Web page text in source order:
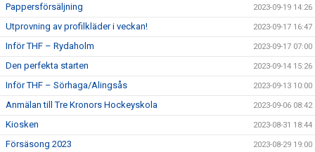
Pappersförsäljning 2023-09-19 14:26
Utprovning av profilkläder i veckan! 2023-09-17 16:47
Inför THF – Rydaholm 2023-09-17 07:00
Den perfekta starten 2023-09-14 15:26
Inför THF – Sörhaga/Alingsås 2023-09-13 10:00
Anmälan till Tre Kronors Hockeyskola 2023-09-06 08:42
Kiosken 2023-08-31 18:44
Försäsong 2023 2023-08-29 19:00